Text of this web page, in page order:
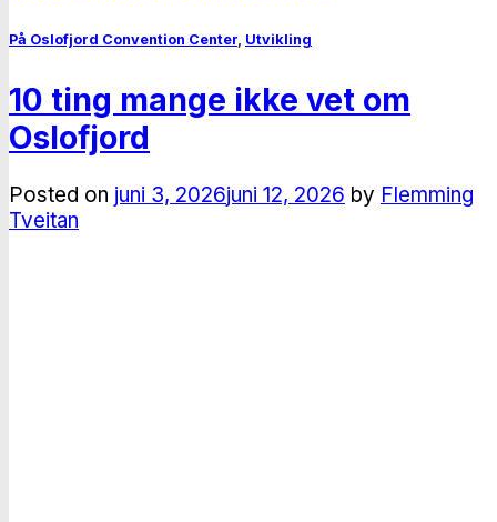
På Oslofjord Convention Center, Utvikling
10 ting mange ikke vet om
Oslofjord
Posted on juni 3, 2026juni 12, 2026 by Flemming
Tveitan